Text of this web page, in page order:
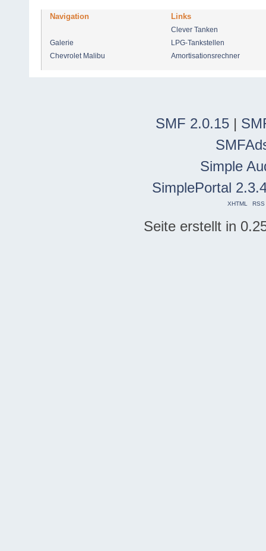
Navigation Links
Clever Tanken
Galerie
LPG-Tankstellen
Chevrolet Malibu
Amortisationsrechner
SMF 2.0.15 |
Simple
SimplePortal
XHTML RSS
Seite erstellt in